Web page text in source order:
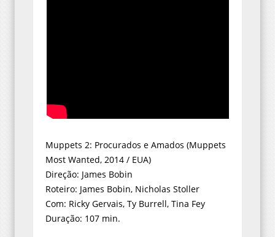
Muppets 2: Procurados e Amados (Muppets
Most Wanted, 2014 / EUA)
Direção: James Bobin
Roteiro: James Bobin, Nicholas Stoller
Com: Ricky Gervais, Ty Burrell, Tina Fey
Duração: 107 min.